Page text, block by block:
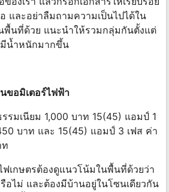
อ และอย่าลืมถามความเป็นไปได้ใน
พื้นที่ด้วย แนะนำให้รวมกลุ่มกันตั้งแต่
น้ำหนักมากขึ้น
ขอมิเตอร์ไฟฟ้า
เนียม 1,000 บาท 15(45) แอมป์ 1
บาท และ 15(45) แอมป์ 3 เฟส ค่า
ท
ฟเกษตรต้องดูแนวโน้มในพื้นที่ด้วยว่า
อไม่ และต้องมีบ้านอยู่ในโซนเดียวกัน